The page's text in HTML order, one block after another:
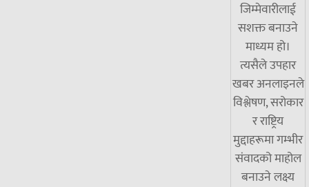
जिम्मेवारीलाई
सशक्त बनाउने
माध्यम हो।
त्यसैले उपहार
खबर अनलाइनले
विश्लेषण, सरोकार
र राष्ट्रिय
मुद्दाहरूमा गम्भीर
संवादको माहोल
बनाउने लक्ष्य